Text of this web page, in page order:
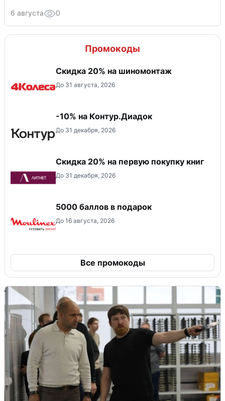
6 августа 0
Промокоды
Скидка 20% на шиномонтаж
До 31 августа, 2026
-10% на Контур.Диадок
До 31 декабря, 2026
Скидка 20% на первую покупку книг
До 31 декабря, 2026
5000 баллов в подарок
До 16 августа, 2026
Все промокоды